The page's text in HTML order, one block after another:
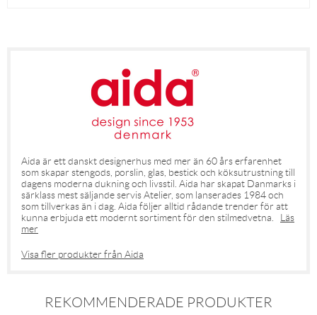
Aida är ett danskt designerhus med mer än 60 års erfarenhet
som skapar stengods, porslin, glas, bestick och köksutrustning till
dagens moderna dukning och livsstil. Aida har skapat Danmarks i
särklass mest säljande servis Atelier, som lanserades 1984 och
som tillverkas än i dag. Aida följer alltid rådande trender för att
kunna erbjuda ett modernt sortiment för den stilmedvetna. Läs
mer
Visa fler produkter från Aida
REKOMMENDERADE PRODUKTER